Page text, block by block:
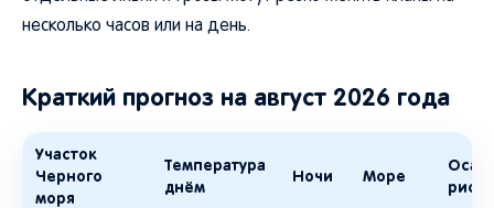
несколько часов или на день.
Краткий прогноз на август 2026 года
Участок
Черного
моря
Температура
днём
Ночи Море
риски